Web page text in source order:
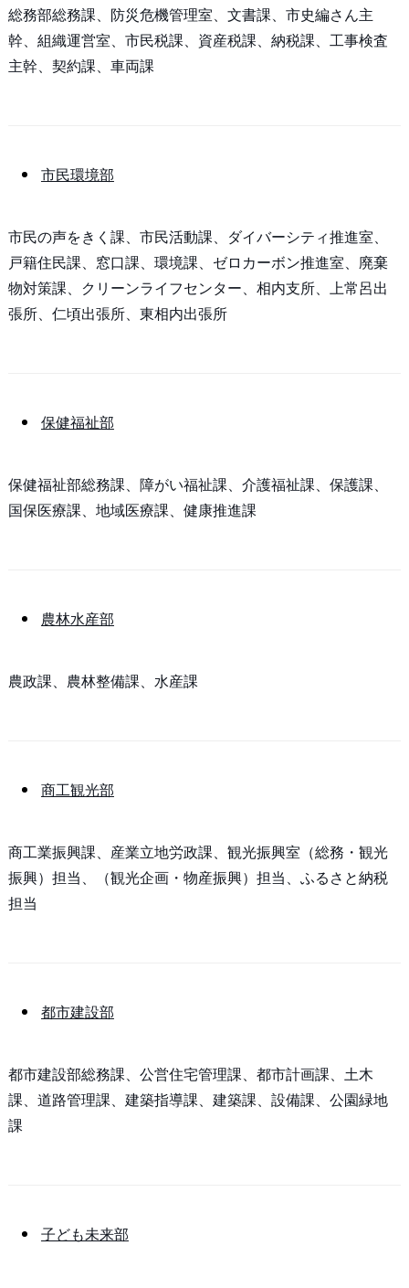
総務部総務課、防災危機管理室、文書課、市史編さん主
幹、組織運営室、市民税課、資産税課、納税課、工事検査
主幹、契約課、車両課
市民環境部
市民の声をきく課、市民活動課、ダイバーシティ推進室、
戸籍住民課、窓口課、環境課、ゼロカーボン推進室、廃棄
物対策課、クリーンライフセンター、相内支所、上常呂出
張所、仁頃出張所、東相内出張所
保健福祉部
保健福祉部総務課、障がい福祉課、介護福祉課、保護課、
国保医療課、地域医療課、健康推進課
農林水産部
農政課、農林整備課、水産課
商工観光部
商工業振興課、産業立地労政課、観光振興室（総務・観光
振興）担当、（観光企画・物産振興）担当、ふるさと納税
担当
都市建設部
都市建設部総務課、公営住宅管理課、都市計画課、土木
課、道路管理課、建築指導課、建築課、設備課、公園緑地
課
子ども未来部